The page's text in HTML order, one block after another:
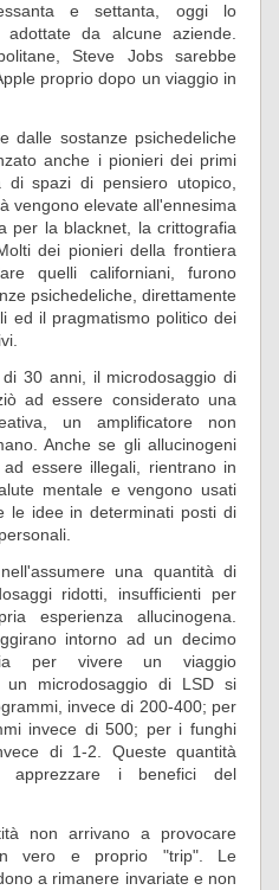
e settanta, oggi lo
da alcune aziende.
Steve Jobs sarebbe
proprio dopo un viaggio in
dalle sostanze psichedeliche
anche i pionieri dei primi
di spazi di pensiero utopico,
vengono elevate all'ennesima
per la blacknet, la crittografia
dei pionieri della frontiera
quelli californiani, furono
psichedeliche, direttamente
ed il pragmatismo politico dei
30 anni, il microdosaggio di
ad essere considerato una
un amplificatore non
Anche se gli allucinogeni
essere illegali, rientrano in
mentale e vengono usati
le idee in determinati posti di
una quantità di
ridotti, insufficienti per
esperienza allucinogena.
intorno ad un decimo
per vivere un viaggio
un microdosaggio di LSD si
invece di 200-400; per
invece di 500; per i funghi
di 1-2. Queste quantità
i benefici del
non arrivano a provocare
vero e proprio "trip". Le
a rimanere invariate e non